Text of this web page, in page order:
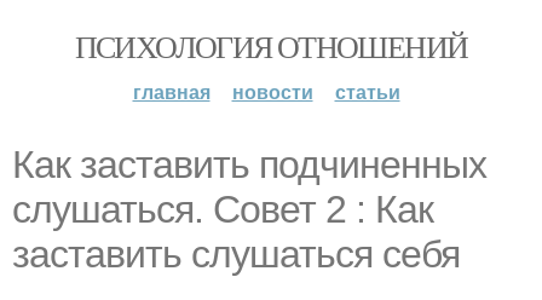
ПСИХОЛОГИЯ ОТНОШЕНИЙ
главная новости статьи
Как заставить подчиненных
слушаться. Совет 2 : Как
заставить слушаться себя